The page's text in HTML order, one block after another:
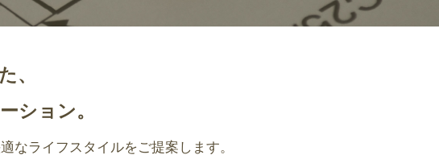
、
ション。
なライフスタイルをご提案します。